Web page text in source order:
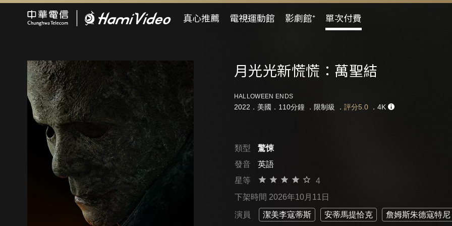
真心推薦 電視運動館 影劇館⁺ 單次付費
月光光新慌慌：萬聖結
HALLOWEEN ENDS
2022．美國．110分鐘 ． 限制級 ． 評分5.0．4K
類型
驚悚
發音
英語
星等
4
下架時間 2026年10月11日
演員 潔美李寇蒂斯 安蒂馬提恰克 詹姆斯朱德寇特尼